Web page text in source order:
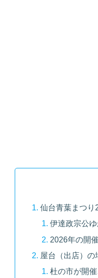
仙台青葉まつり
伊達政宗公
2026年の開
屋台（出店）
杜の市が開